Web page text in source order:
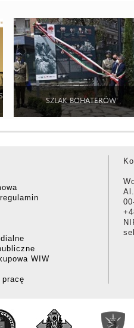
SZLAK BOHATERÓW
WIW
pracę